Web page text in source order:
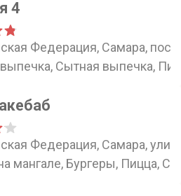
4
Федерация, Самара,
Сытная выпечка,
Федерация, Самара,
мангале, Бургеры, Пицца,